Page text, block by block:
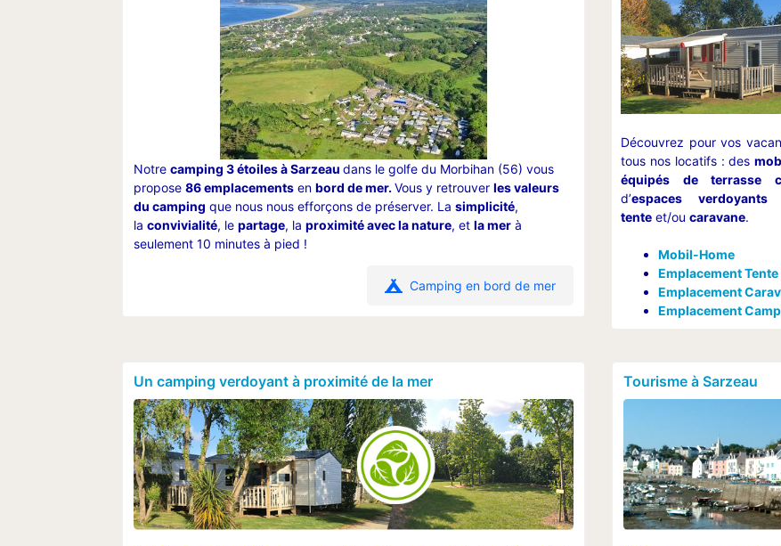
Notre camping 3 étoiles à Sarzeau dans le golfe du Morbihan (56) vous
propose 86 emplacements en bord de mer.Vous y retrouver les valeurs
du camping que nous nous efforçons de préserver. La simplicité,
la convivialité, le partage, la proximité avec la nature, et la mer à
seulement 10 minutes à pied !
Camping en bord de mer
Découvrez pour vos
tous nos locatifs : des
équipés de terrasse
d’espaces verdoyants
tente et/ou caravane.
Mobil-Home
Emplacement Tente
Emplacement
Emplacement
Un camping verdoyant à proximité de la mer Tourisme à Sarzeau